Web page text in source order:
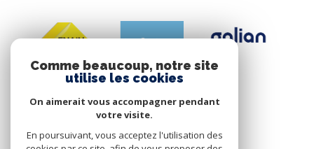
Comme beaucoup, notre site
utilise les cookies
On aimerait vous accompagner pendant
votre visite.
En poursuivant, vous acceptez l'utilisation des